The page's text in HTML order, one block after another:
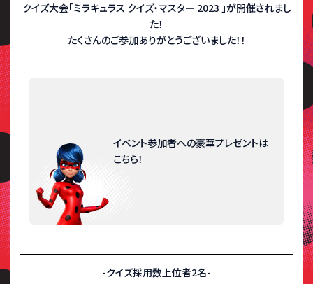
クイズ大会「ミラキュラス クイズ・マスター 2023 」が開催されまし
た！
たくさんのご参加ありがとうございました！！
イベント参加者への豪華プレゼントは
こちら！
-クイズ採用数上位者2名-